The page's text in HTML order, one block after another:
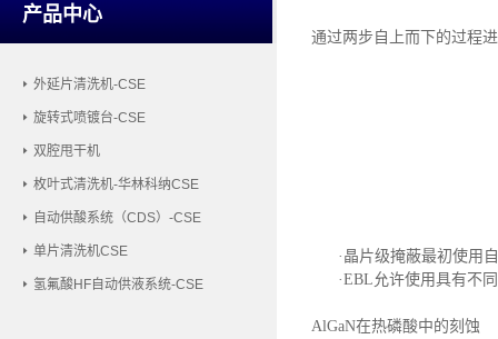
产品中心
外延片清洗机-CSE
旋转式喷镀台-CSE
双腔甩干机
枚叶式清洗机-华林科纳CSE
自动供酸系统（CDS）-CSE
单片清洗机CSE
氢氟酸HF自动供液系统-CSE
通过两步自上而下的过程
·晶片级掩蔽最初使用
·EBL允许使用具有不
AlGaN在热磷酸中的刻蚀